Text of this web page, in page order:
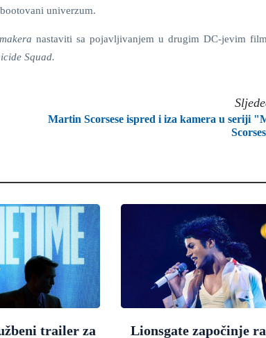
univerzum.
nastaviti sa pojavljivanjem u drugim DC-jevim
Squad.
Martin Scorsese ispred i iza kamera u seriji
trailer za
Lionsgate započinje